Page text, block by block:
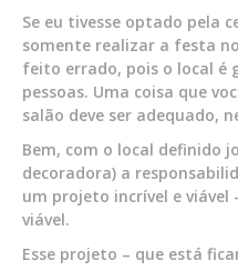
Se eu tivesse optado pela
somente realizar a festa
feito errado, pois o local é
pessoas. Uma coisa que
salão deve ser adequado,
Bem, com o local definido
decoradora) a
um projeto incrível e viável
viável.
Esse projeto – que está